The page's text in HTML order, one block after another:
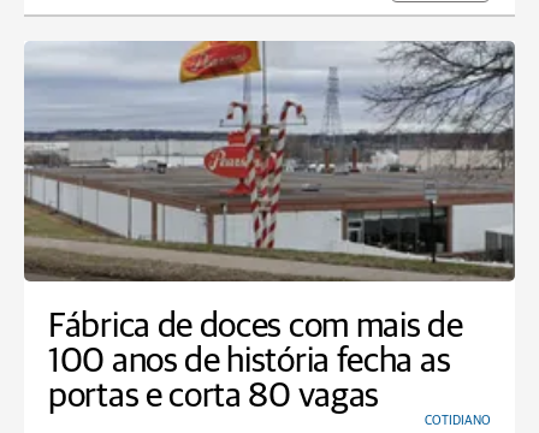
Fábrica de doces com mais de
100 anos de história fecha as
portas e corta 80 vagas
COTIDIANO